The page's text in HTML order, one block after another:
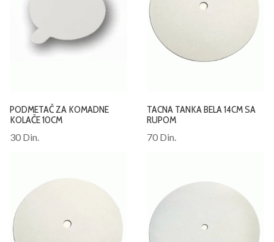
PODMETAČ ZA KOMADNE
KOLAČE 10CM
30 Din.
TACNA TANKA BELA 14CM SA
RUPOM
70 Din.